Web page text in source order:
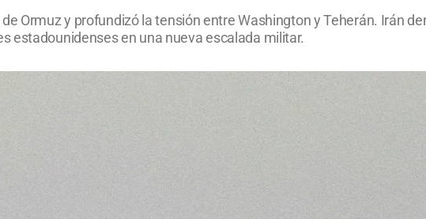
Ormuz y profundizó la tensión entre Washington y Teherán. Irán
estadounidenses en una nueva escalada militar.